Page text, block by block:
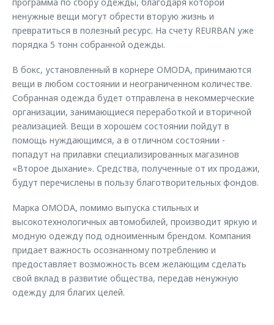
ненужные вещи могут обрести вторую жизнь и
превратиться в полезный ресурс. На счету REURBAN уже
порядка 5 тонн собранной одежды.
В бокс, установленный в корнере OMODA, принимаются
вещи в любом состоянии и неограниченном количестве.
Собранная одежда будет отправлена в некоммерческие
организации, занимающиеся переработкой и вторичной
реализацией. Вещи в хорошем состоянии пойдут в
помощь нуждающимся, а в отличном состоянии -
попадут на прилавки специализированных магазинов
«Второе дыхание». Средства, полученные от их продажи,
будут перечислены в пользу благотворительных фондов.
Марка OMODA, помимо выпуска стильных и
высокотехнологичных автомобилей, производит яркую и
модную одежду под одноименным брендом. Компания
придает важность осознанному потреблению и
предоставляет возможность всем желающим сделать
свой вклад в развитие общества, передав ненужную
одежду для благих целей.